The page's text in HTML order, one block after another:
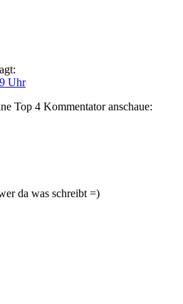
Uhr
Top 4 Kommentator anschaue:
da was schreibt =)